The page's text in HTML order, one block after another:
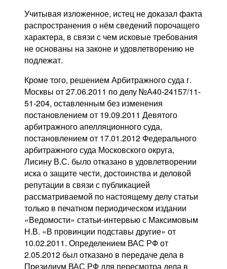
Учитывая изложенное, истец не доказал факта
распространения о нём сведений порочащего
характера, в связи с чем исковые требования
не основаны на законе и удовлетворению не
подлежат.
Кроме того, решением Арбитражного суда г.
Москвы от 27.06.2011 по делу №А40-24157/11-
51-204, оставленным без изменения
постановлением от 19.09.2011 Девятого
арбитражного апелляционного суда,
постановлением от 17.01.2012 Федерального
арбитражного суда Московского округа,
Лисину В.С. было отказано в удовлетворении
иска о защите чести, достоинства и деловой
репутации в связи с публикацией
рассматриваемой по настоящему делу статьи
только в печатном периодическом издании
«Ведомости» статьи-интервью с Максимовым
Н.В. «В провинции подставы другие» от
10.02.2011. Определением ВАС РФ от
2.05.2012 был отказано в передаче дела в
Президиум ВАС РФ для пересмотра дела в